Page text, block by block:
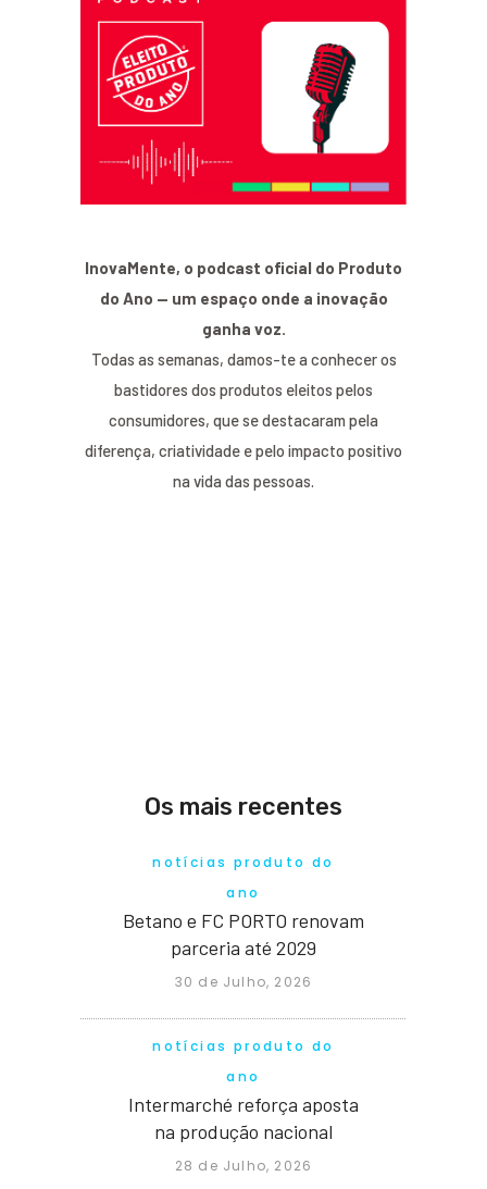
InovaMente, o podcast oficial do Produto
do Ano — um espaço onde a inovação
ganha voz.
Todas as semanas, damos-te a conhecer os
bastidores dos produtos eleitos pelos
consumidores, que se destacaram pela
diferença, criatividade e pelo impacto positivo
na vida das pessoas.
Os mais recentes
notícias produto do
ano
Betano e FC PORTO renovam
parceria até 2029
30 de Julho, 2026
notícias produto do
ano
Intermarché reforça aposta
na produção nacional
28 de Julho, 2026